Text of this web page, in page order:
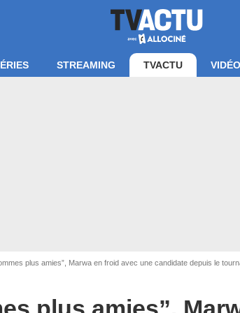
STREAMING TVACTU
plus amies”, Marwa en froid avec une candidate depuis le
La villa des coeurs brisés / TFX